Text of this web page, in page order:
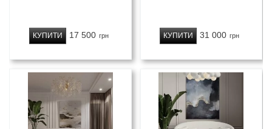
17 500 грн
КУПИТИ 31 000 грн
КУПИТИ